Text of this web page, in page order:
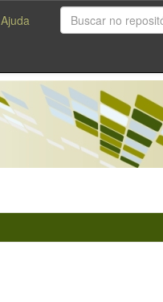
Ajuda